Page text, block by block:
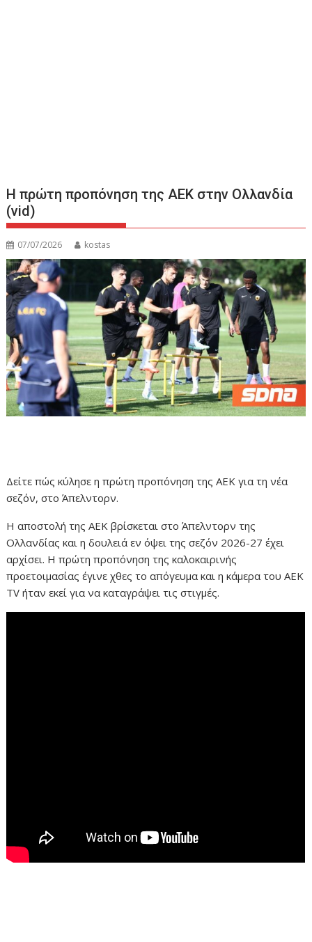
Η πρώτη προπόνηση της ΑΕΚ στην Ολλανδία
(vid)
07/07/2026 kostas
Δείτε πώς κύλησε η πρώτη προπόνηση της ΑΕΚ για τη νέα
σεζόν, στο Άπελντορν.
Η αποστολή της ΑΕΚ βρίσκεται στο Άπελντορν της
Ολλανδίας και η δουλειά εν όψει της σεζόν 2026-27 έχει
αρχίσει. Η πρώτη προπόνηση της καλοκαιρινής
προετοιμασίας έγινε χθες το απόγευμα και η κάμερα του AEK
TV ήταν εκεί για να καταγράψει τις στιγμές.